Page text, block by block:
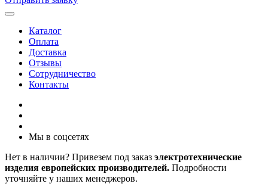
Каталог
Оплата
Доставка
Отзывы
Сотрудничество
Контакты
Мы в соцсетях
Нет в наличии? Привезем под заказ электротехнические
изделия европейских производителей. Подробности
уточняйте у наших менеджеров.